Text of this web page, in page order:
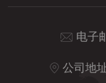
电子
公司地